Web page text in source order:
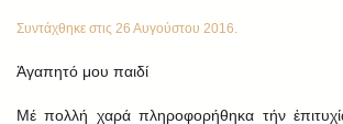
Συντάχθηκε στις 26 Αυγούστου 2016.
Ἀγαπητό μου παιδί
Μέ πολλή χαρά πληροφορήθηκα τήν